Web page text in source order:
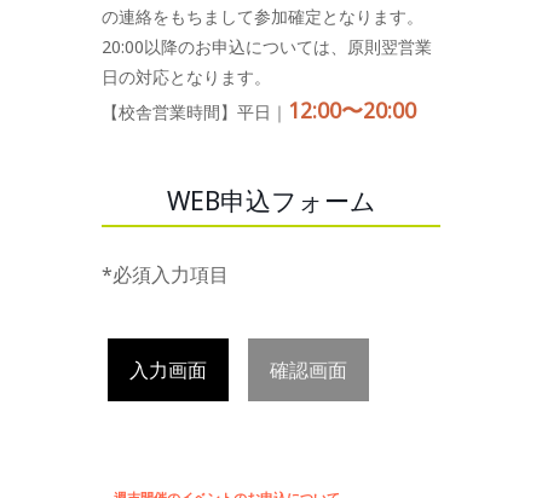
の連絡をもちまして参加確定となります。
20:00以降のお申込については、原則翌営業
日の対応となります。
【校舎営業時間】平日｜ 12:00〜20:00
WEB申込フォーム
*必須入力項目
入力画面 確認画面